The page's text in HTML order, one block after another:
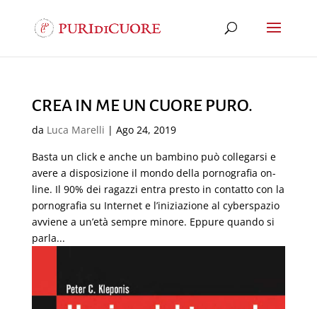
CREA IN ME UN CUORE PURO.
da Luca Marelli | Ago 24, 2019
Basta un click e anche un bambino può collegarsi e
avere a disposizione il mondo della pornografia on-
line. Il 90% dei ragazzi entra presto in contatto con la
pornografia su Internet e l’iniziazione al cyberspazio
avviene a un’età sempre minore. Eppure quando si
parla...